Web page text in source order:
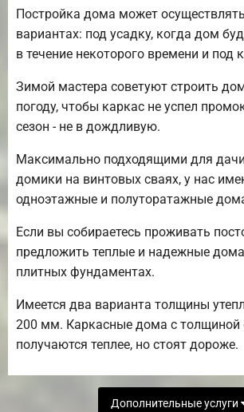
Постройка дома может
вариантах: под усадку, когда дом
в течение некоторого времени и под
Зимой мастера советуют строить
погоду, чтобы каркас не успел
сезон - не в дождливую.
Максимально подходящими для
домики на винтовых сваях, у нас
одноэтажные и полуторатажные
Если вы собираетесь проживать
предложить теплые и надежные
плитных фундаментах.
Имеется два варианта толщины
200 мм. Каркасные дома с толщиной
получаются теплее, но стоят дороже.
Дополнительные услуги